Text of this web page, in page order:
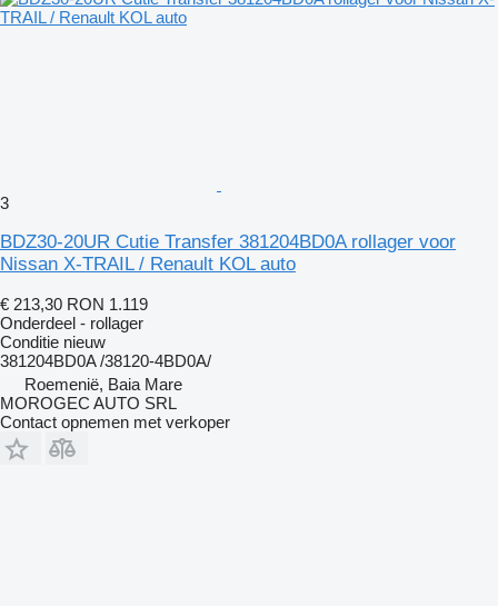
3
BDZ30-20UR Cutie Transfer 381204BD0A rollager voor
Nissan X-TRAIL / Renault KOL auto
€ 213,30 RON 1.119
Onderdeel - rollager
Conditie nieuw
381204BD0A /38120-4BD0A/
Roemenië, Baia Mare
MOROGEC AUTO SRL
Contact opnemen met verkoper